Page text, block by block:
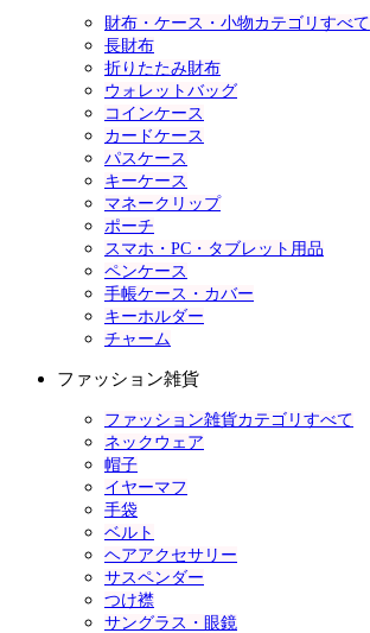
財布・ケース・小物カテゴリすべて
長財布
折りたたみ財布
ウォレットバッグ
コインケース
カードケース
パスケース
キーケース
マネークリップ
ポーチ
スマホ・PC・タブレット用品
ペンケース
手帳ケース・カバー
キーホルダー
チャーム
ファッション雑貨
ファッション雑貨カテゴリすべて
ネックウェア
帽子
イヤーマフ
手袋
ベルト
ヘアアクセサリー
サスペンダー
つけ襟
サングラス・眼鏡